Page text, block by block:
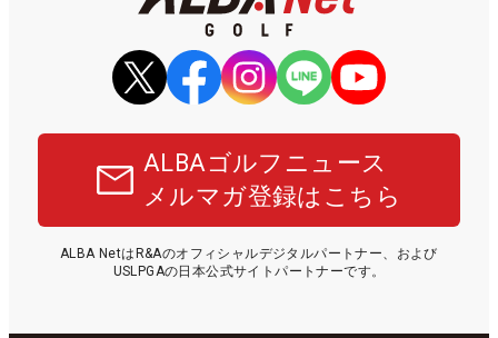
ALBAゴルフニュース
メルマガ登録はこちら
ALBA NetはR&Aのオフィシャルデジタルパートナー、および
USLPGAの日本公式サイトパートナーです。